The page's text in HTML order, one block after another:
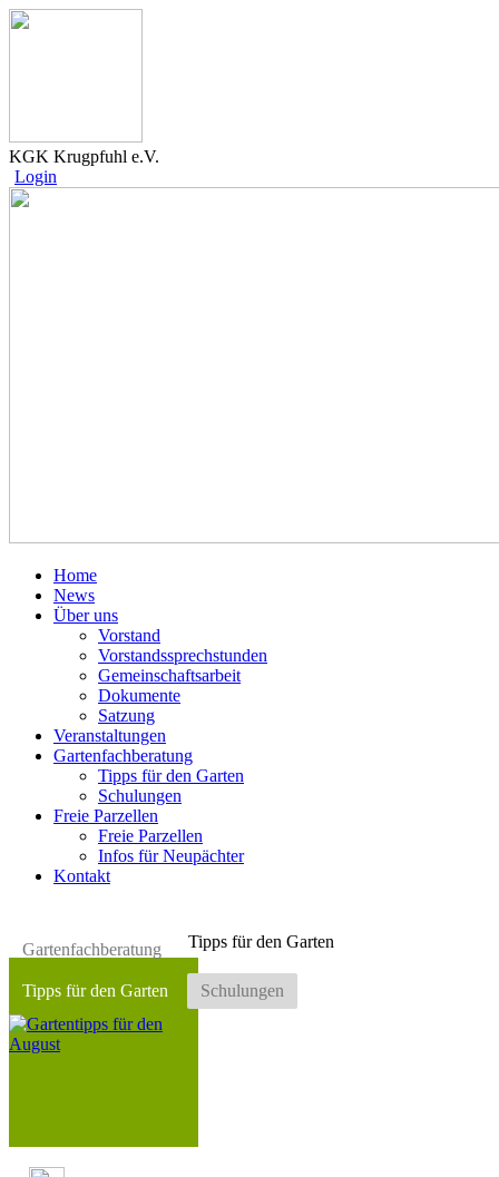
KGK Krugpfuhl e.V.
Login
Home
News
Über uns
Vorstand
Vorstandssprechstunden
Gemeinschaftsarbeit
Dokumente
Satzung
Veranstaltungen
Gartenfachberatung
Tipps für den Garten
Schulungen
Freie Parzellen
Freie Parzellen
Infos für Neupächter
Kontakt
Gartenfachberatung
Tipps für den Garten Schulungen
Tipps für den Garten